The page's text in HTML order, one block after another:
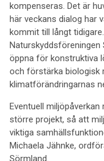
kompenseras. Det är
här veckans dialog har
kommit till långt
öppna för konstruktiva
och förstärka biologisk
klimatförändringarnas
Eventuell
större projekt, så att
viktiga
Michaela Jähnke,
Sörmland.